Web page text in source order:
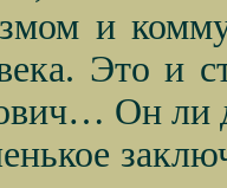
и
Это и
Он ли